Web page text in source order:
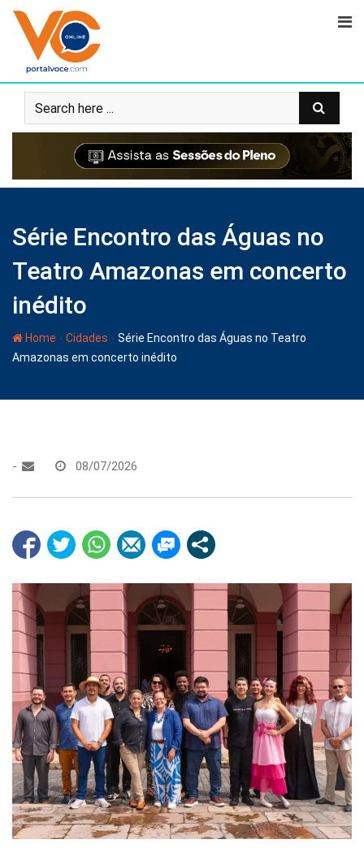
Série Encontro das Águas no
Teatro Amazonas em concerto
inédito
Home - Cidades - Série Encontro das Águas no Teatro
Amazonas em concerto inédito
- 08/07/2026